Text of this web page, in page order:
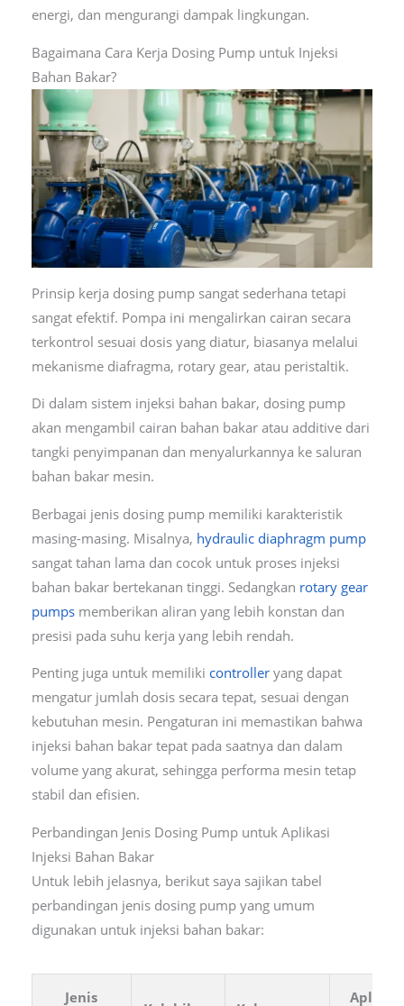
energi, dan mengurangi dampak lingkungan.
Bagaimana Cara Kerja Dosing Pump untuk Injeksi
Bahan Bakar?
Prinsip kerja dosing pump sangat sederhana tetapi
sangat efektif. Pompa ini mengalirkan cairan secara
terkontrol sesuai dosis yang diatur, biasanya melalui
mekanisme diafragma, rotary gear, atau peristaltik.
Di dalam sistem injeksi bahan bakar, dosing pump
akan mengambil cairan bahan bakar atau additive dari
tangki penyimpanan dan menyalurkannya ke saluran
bahan bakar mesin.
Berbagai jenis dosing pump memiliki karakteristik
masing-masing. Misalnya, hydraulic diaphragm pump
sangat tahan lama dan cocok untuk proses injeksi
bahan bakar bertekanan tinggi. Sedangkan rotary gear
pumpsmemberikan aliran yang lebih konstan dan
presisi pada suhu kerja yang lebih rendah.
Penting juga untuk memiliki controlleryang dapat
mengatur jumlah dosis secara tepat, sesuai dengan
kebutuhan mesin. Pengaturan ini memastikan bahwa
injeksi bahan bakar tepat pada saatnya dan dalam
volume yang akurat, sehingga performa mesin tetap
stabil dan efisien.
Perbandingan Jenis Dosing Pump untuk Aplikasi
Injeksi Bahan Bakar
Untuk lebih jelasnya, berikut saya sajikan tabel
perbandingan jenis dosing pump yang umum
digunakan untuk injeksi bahan bakar:
Jenis Aplikasi